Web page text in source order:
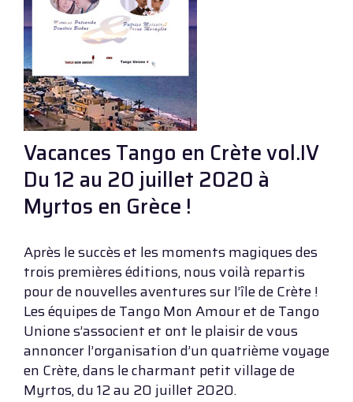
Vacances Tango en Crète vol.IV
Du 12 au 20 juillet 2020 à
Myrtos en Grèce !
Après le succès et les moments magiques des
trois premières éditions, nous voilà repartis
pour de nouvelles aventures sur l’île de Crète !
Les équipes de Tango Mon Amour et de Tango
Unione s’associent et ont le plaisir de vous
annoncer l’organisation d’un quatrième voyage
en Crète, dans le charmant petit village de
Myrtos, du 12 au 20 juillet 2020.